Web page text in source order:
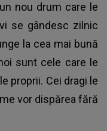
nou drum care le
se gândesc zilnic
la cea mai bună
sunt cele care le
proprii. Cei dragi le
vor dispărea fără